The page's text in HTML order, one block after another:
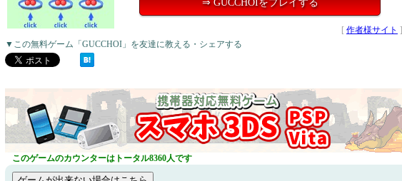
⇒ GUCCHOIをプレイする
[ 作者様サイト ]
▼この無料ゲーム「GUCCHOI」を友達に教える・シェアする
このゲームのカウンターはトータル8360人です